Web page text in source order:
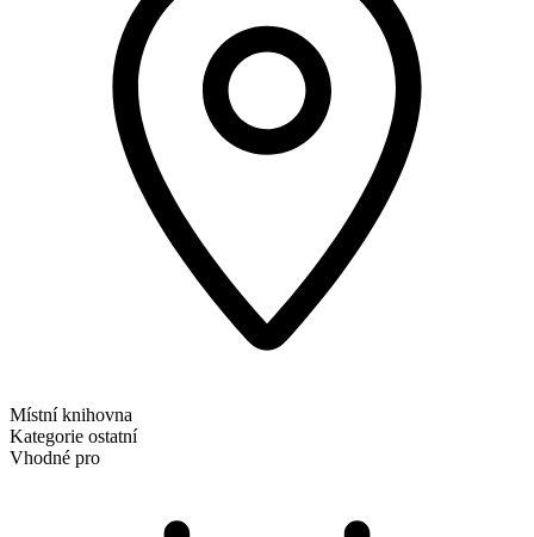
Místní knihovna
Kategorie ostatní
Vhodné pro